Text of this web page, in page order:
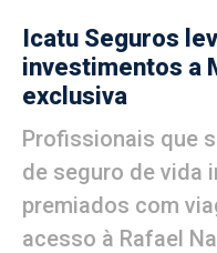
Icatu Seguros
investimentos a
exclusiva
Profissionais que
de seguro de vida
premiados com
acesso à Rafael